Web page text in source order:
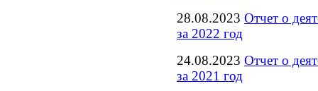
28.08.2023 Отчет о
за 2022 год
24.08.2023 Отчет о
за 2021 год